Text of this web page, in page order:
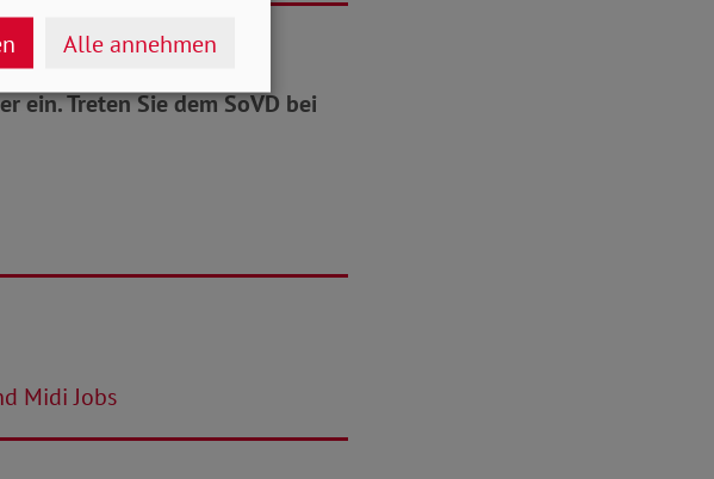
ein. Treten Sie dem SoVD bei
Midi Jobs
Alle annehmen